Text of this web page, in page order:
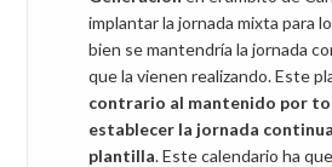
implantar la jornada mixta para
bien se mantendría la jornada
que la vienen realizando. Este
contrario al mantenido por
establecer la jornada
plantilla. Este calendario ha